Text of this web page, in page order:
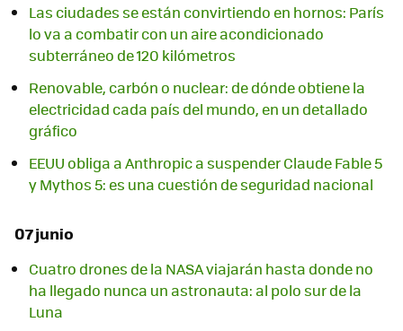
Las ciudades se están convirtiendo en hornos: París
lo va a combatir con un aire acondicionado
subterráneo de 120 kilómetros
Renovable, carbón o nuclear: de dónde obtiene la
electricidad cada país del mundo, en un detallado
gráfico
EEUU obliga a Anthropic a suspender Claude Fable 5
y Mythos 5: es una cuestión de seguridad nacional
07 junio
Cuatro drones de la NASA viajarán hasta donde no
ha llegado nunca un astronauta: al polo sur de la
Luna